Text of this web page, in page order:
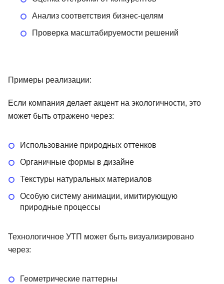
Анализ соответствия бизнес-целям
Проверка масштабируемости решений
Примеры реализации:
Если компания делает акцент на экологичности, это
может быть отражено через:
Использование природных оттенков
Органичные формы в дизайне
Текстуры натуральных материалов
Особую систему анимации, имитирующую
природные процессы
Технологичное УТП может быть визуализировано
через:
Геометрические паттерны